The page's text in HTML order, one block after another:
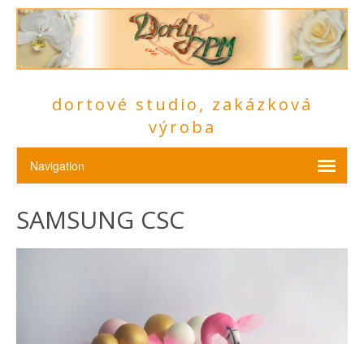
dortové studio, zakázková
výroba
SAMSUNG CSC